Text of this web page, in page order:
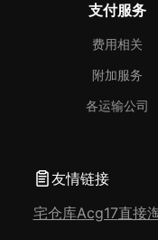
支付服务
费用相关
附加服务
各运输公司
友情链接
宅仓库Acg17直接